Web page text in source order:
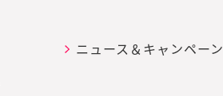
ニュース＆キャンペーン